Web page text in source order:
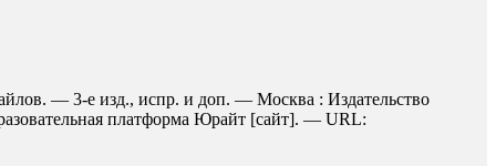
— 3-е изд., испр. и доп. — Москва : Издательство
платформа Юрайт [сайт]. — URL: